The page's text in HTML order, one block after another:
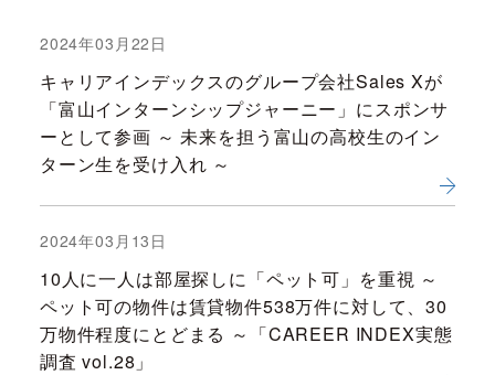
2024年03月22日
キャリアインデックスのグループ会社Sales Xが
「富山インターンシップジャーニー」にスポンサ
ーとして参画 ～ 未来を担う富山の高校生のイン
ターン生を受け入れ ～
2024年03月13日
10人に一人は部屋探しに「ペット可」を重視 ～
ペット可の物件は賃貸物件538万件に対して、30
万物件程度にとどまる ～「CAREER INDEX実態
調査 vol.28」